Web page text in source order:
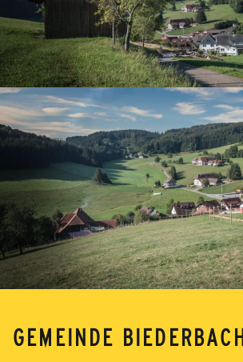
GEMEINDE BIEDERBACH